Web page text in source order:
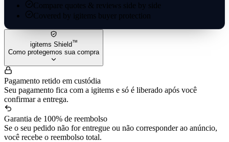
Compare quotes & reviews side by side
Covered by igitems buyer protection
igitems Shield™
Como protegemos sua compra
Pagamento retido em custódia
Seu pagamento fica com a igitems e só é liberado após você
confirmar a entrega.
Garantia de 100% de reembolso
Se o seu pedido não for entregue ou não corresponder ao anúncio,
você recebe o reembolso total.